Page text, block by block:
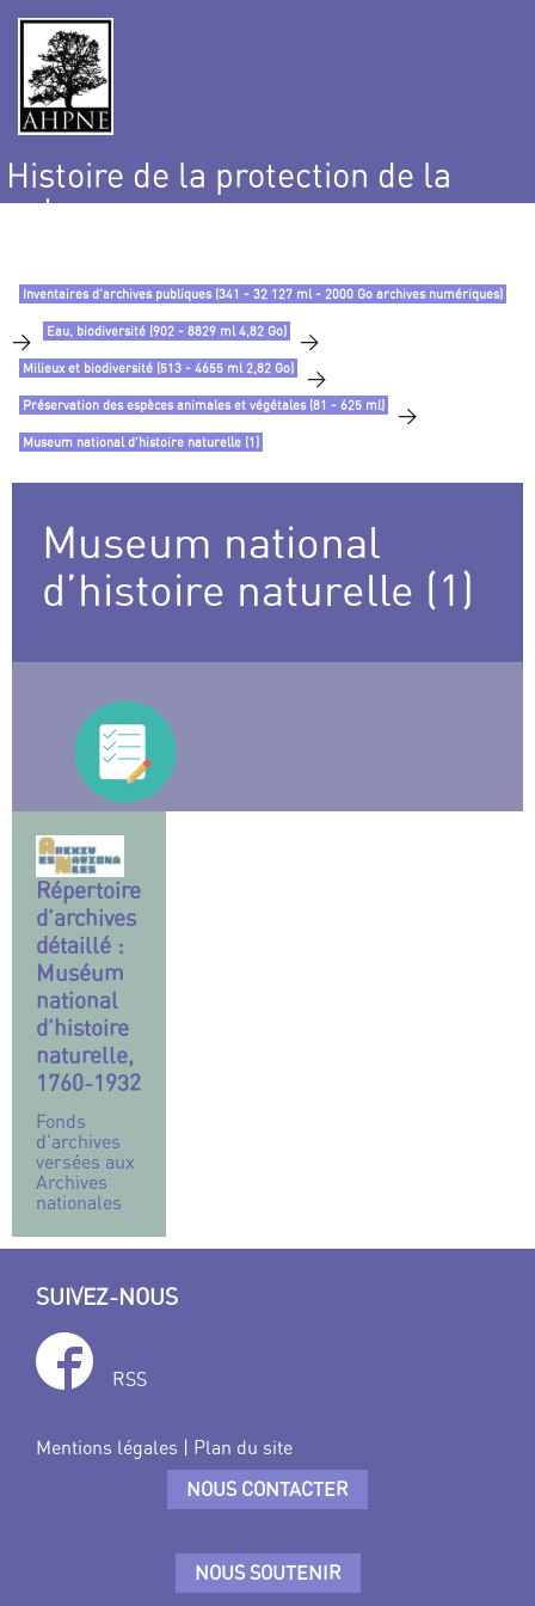
Histoire de la protection de la
nature
Inventaires d’archives publiques (341 - 32 127 ml - 2000 Go archives numériques)
> Eau, biodiversité (902 - 8829 ml 4,82 Go) >
Milieux et biodiversité (513 - 4655 ml 2,82 Go) >
Préservation des espèces animales et végétales (81 - 625 ml) >
Museum national d’histoire naturelle (1)
Museum national
d’histoire naturelle (1)
Répertoire
d’archives
détaillé :
Muséum
national
d’histoire
naturelle,
1760-1932
Fonds
d’archives
versées aux
Archives
nationales
SUIVEZ-NOUS
RSS
Mentions légales | Plan du site
NOUS CONTACTER
NOUS SOUTENIR